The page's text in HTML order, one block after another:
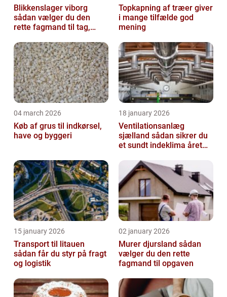
Blikkenslager viborg
sådan vælger du den
rette fagmand til tag,
Topkapning af træer giver
i mange tilfælde god
mening
04 march 2026
Køb af grus til indkørsel,
have og byggeri
18 january 2026
Ventilationsanlæg
sjælland sådan sikrer du
et sundt indeklima året
15 january 2026
Transport til litauen
sådan får du styr på fragt
og logistik
02 january 2026
Murer djursland sådan
vælger du den rette
fagmand til opgaven